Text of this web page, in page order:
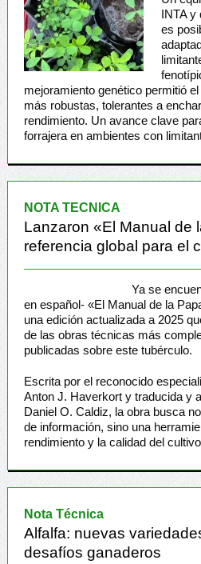
INTA y
es
mejoramiento genético permitió
más robustas, tolerantes a
rendimiento. Un avance clave
forrajera en ambientes con
NOTA TECNICA
Lanzaron «El Manual de
referencia global para el
Ya se
en español- «El Manual de la
una edición actualizada a 2025
de las obras técnicas más
publicadas sobre este tubérculo.
Escrita por el reconocido
Anton J. Haverkort y traducida y
Daniel O. Caldiz, la obra busca
de información, sino una
rendimiento y la calidad del
Nota Técnica
Alfalfa: nuevas
desafíos ganaderos